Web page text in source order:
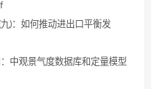
)：如何推动进出口平衡发
中观景气度数据库和定量模型